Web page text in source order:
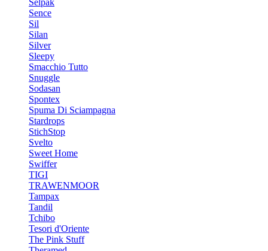
Selpak
Sence
Sil
Silan
Silver
Sleepy
Smacchio Tutto
Snuggle
Sodasan
Spontex
Spuma Di Sciampagna
Stardrops
StichStop
Svelto
Sweet Home
Swiffer
TIGI
TRAWENMOOR
Tampax
Tandil
Tchibo
Tesori d'Oriente
The Pink Stuff